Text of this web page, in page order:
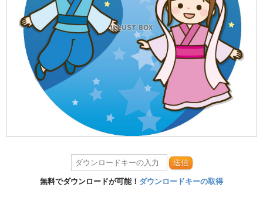
送信
無料でダウンロードが可能！ ダウンロードキーの取得